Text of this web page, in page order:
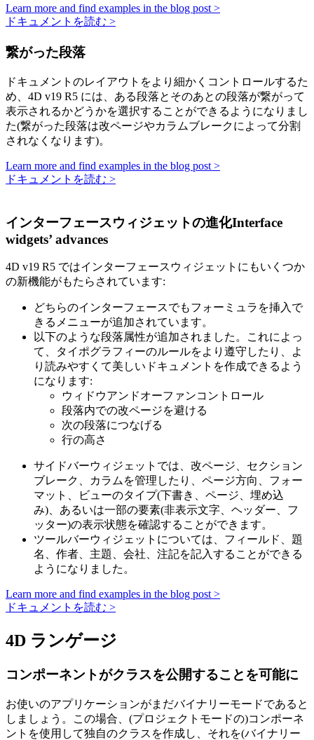
Learn more and find examples in the blog post >
ドキュメントを読む >
繋がった段落
ドキュメントのレイアウトをより細かくコントロールするた
め、4D v19 R5 には、ある段落とそのあとの段落が繋がって
表示されるかどうかを選択することができるようになりまし
た(繋がった段落は改ページやカラムブレークによって分割
されなくなります)。
Learn more and find examples in the blog post >
ドキュメントを読む >
インターフェースウィジェットの進化Interface
widgets’ advances
4D v19 R5 ではインターフェースウィジェットにもいくつか
の新機能がもたらされています:
どちらのインターフェースでもフォーミュラを挿入で
きるメニューが追加されています。
以下のような段落属性が追加されました。これによっ
て、タイポグラフィーのルールをより遵守したり、よ
り読みやすくて美しいドキュメントを作成できるよう
になります:
ウィドウアンドオーファンコントロール
段落内での改ページを避ける
次の段落につなげる
行の高さ
サイドバーウィジェットでは、改ページ、セクション
ブレーク、カラムを管理したり、ページ方向、フォー
マット、ビューのタイプ(下書き、ページ、埋め込
み)、あるいは一部の要素(非表示文字、ヘッダー、フ
ッター)の表示状態を確認することができます。
ツールバーウィジェットについては、フィールド、題
名、作者、主題、会社、注記を記入することができる
ようになりました。
Learn more and find examples in the blog post >
ドキュメントを読む >
4D ランゲージ
コンポーネントがクラスを公開することを可能に
お使いのアプリケーションがまだバイナリーモードであると
しましょう。この場合、(プロジェクトモードの)コンポーネ
ントを使用して独自のクラスを作成し、それを(バイナリー